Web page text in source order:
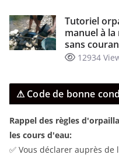
Tutoriel
manuel à
sans
12934
⚠ Code de bonne
Rappel des règles
les cours d'eau:
✅ Vous déclarer auprès de